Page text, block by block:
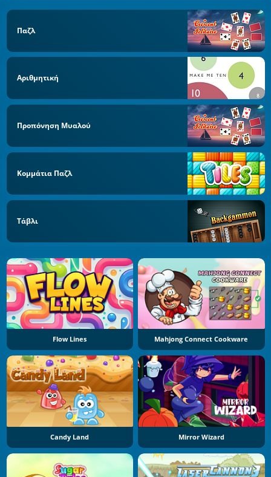
Παζλ
Αριθμητική
Προπόνηση Μυαλού
Κομμάτια Παζλ
Τάβλι
Flow Lines Mahjong Connect Cookware
Candy Land Mirror Wizard